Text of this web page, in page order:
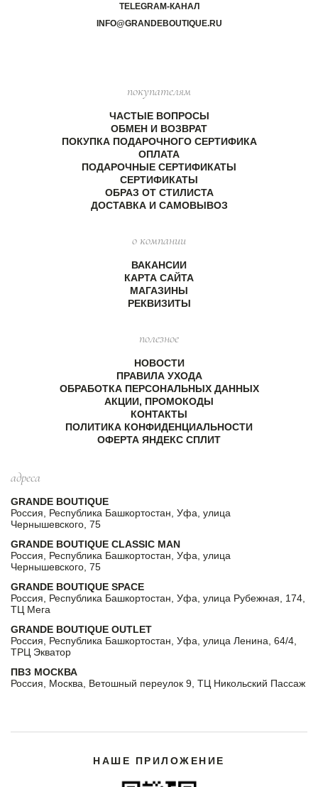
TELEGRAM-КАНАЛ
INFO@GRANDEBOUTIQUE.RU
покупателям
ЧАСТЫЕ ВОПРОСЫ
ОБМЕН И ВОЗВРАТ
ПОКУПКА ПОДАРОЧНОГО СЕРТИФИКА
ОПЛАТА
ПОДАРОЧНЫЕ СЕРТИФИКАТЫ
СЕРТИФИКАТЫ
ОБРАЗ ОТ СТИЛИСТА
ДОСТАВКА И САМОВЫВОЗ
о компании
ВАКАНСИИ
КАРТА САЙТА
МАГАЗИНЫ
РЕКВИЗИТЫ
полезное
НОВОСТИ
ПРАВИЛА УХОДА
ОБРАБОТКА ПЕРСОНАЛЬНЫХ ДАННЫХ
АКЦИИ, ПРОМОКОДЫ
КОНТАКТЫ
ПОЛИТИКА КОНФИДЕНЦИАЛЬНОСТИ
ОФЕРТА ЯНДЕКС СПЛИТ
адреса
GRANDE BOUTIQUE
Россия, Республика Башкортостан, Уфа, улица
Чернышевского, 75
GRANDE BOUTIQUE CLASSIC MAN
Россия, Республика Башкортостан, Уфа, улица
Чернышевского, 75
GRANDE BOUTIQUE SPACE
Россия, Республика Башкортостан, Уфа, улица Рубежная, 174,
ТЦ Мега
GRANDE BOUTIQUE OUTLET
Россия, Республика Башкортостан, Уфа, улица Ленина, 64/4,
ТРЦ Экватор
ПВЗ МОСКВА
Россия, Москва, Ветошный переулок 9, ТЦ Никольский Пассаж
НАШЕ ПРИЛОЖЕНИЕ